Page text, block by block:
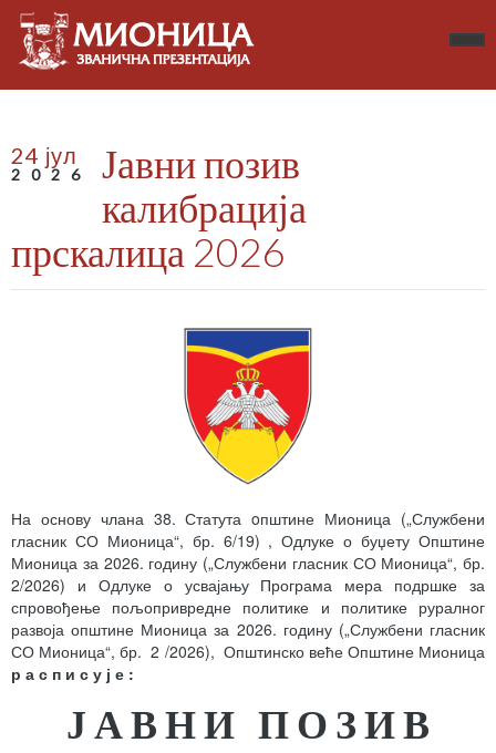
24 јул
2026
Јавни позив
калибрација
прскалица 2026
На основу члана 38. Статута oпштине Мионица („Службени
гласник СО Мионица“, бр. 6/19) , Одлуке о буџету Општине
Мионица за 2026. годину („Службени гласник СО Мионица“, бр.
2/2026) и Одлуке о усвајању Програма мера подршке за
спровођење пољопривредне политике и политике руралног
развоја општине Мионица за 2026. годину („Службени гласник
СО Мионица“, бр. 2 /2026), Општинско веће Општине Мионица
р а с п и с у ј е :
Ј А В Н И П О З И В